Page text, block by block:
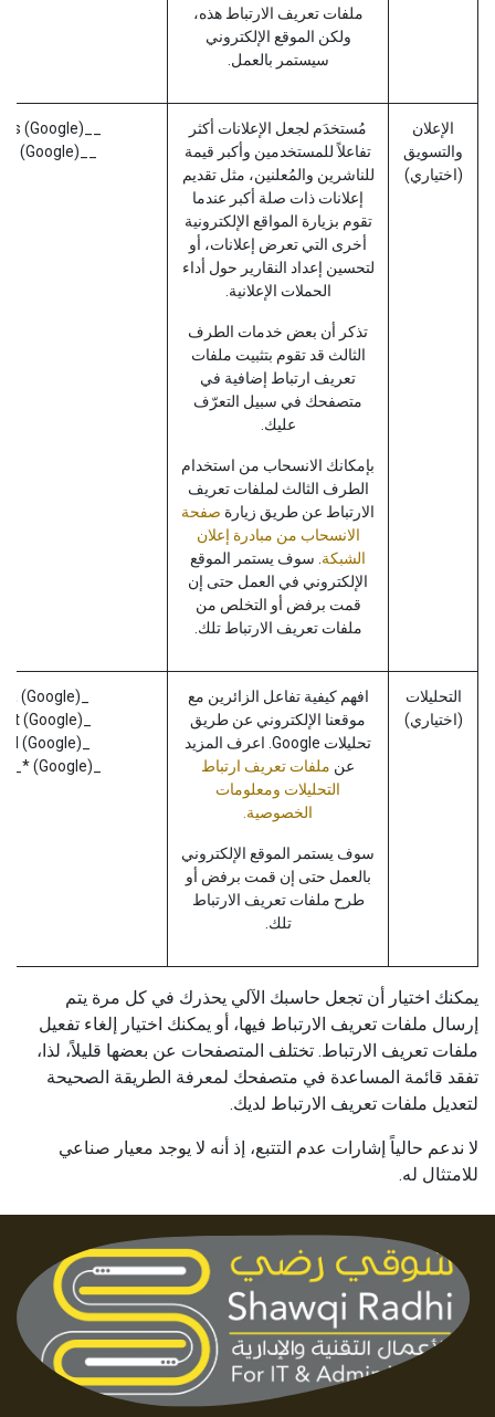
ملفات تعريف الارتباط هذه،
ولكن الموقع الإلكتروني
سيستمر بالعمل.
الإعلان
والتسويق
(اختياري)
مُستخدَم لجعل الإعلانات أكثر
تفاعلاً للمستخدمين وأكبر قيمة
للناشرين والمُعلنين، مثل تقديم
إعلانات ذات صلة أكبر عندما
تقوم بزيارة المواقع الإلكترونية
أخرى التي تعرض إعلانات، أو
لتحسين إعداد النقارير حول أداء
الحملات الإعلانية.
تذكر أن بعض خدمات الطرف
الثالث قد تقوم بتثبيت ملفات
تعريف ارتباط إضافية في
متصفحك في سبيل التعرّف
عليك.
بإمكانك الانسحاب من استخدام
الطرف الثالث لملفات تعريف
الارتباط عن طريق زيارة صفحة
الانسحاب من مبادرة إعلان
الشبكة . سوف يستمر الموقع
الإلكتروني في العمل حتى إن
قمت برفض أو التخلص من
ملفات تعريف الارتباط تلك.
التحليلات
(اختياري)
افهم كيفية تفاعل الزائرين مع
موقعنا الإلكتروني عن طريق
تحليلات Google. اعرف المزيد
عن ملفات تعريف ارتباط
التحليلات ومعلومات
الخصوصية.
سوف يستمر الموقع الإلكتروني
بالعمل حتى إن قمت برفض أو
طرح ملفات تعريف الارتباط
تلك.
يمكنك اختيار أن تجعل حاسبك الآلي يحذرك في كل مرة يتم
إرسال ملفات تعريف الارتباط فيها، أو يمكنك اختيار إلغاء تفعيل
ملفات تعريف الارتباط. تختلف المتصفحات عن بعضها قليلاً، لذا،
تفقد قائمة المساعدة في متصفحك لمعرفة الطريقة الصحيحة
لتعديل ملفات تعريف الارتباط لديك.
لا ندعم حالياً إشارات عدم التتبع، إذ أنه لا يوجد معيار صناعي
للامتثال له.